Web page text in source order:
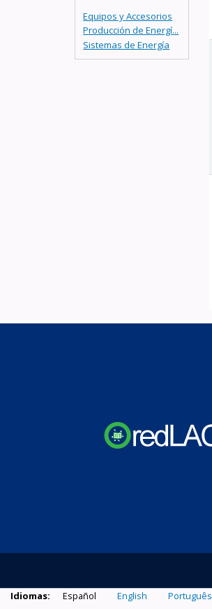
Equipos y Accesorios
Producción de Energí...
Sistemas de Energía
Idiomas: Español English Português